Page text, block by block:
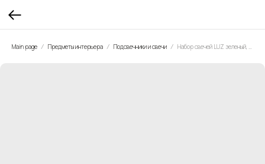
Main page Предметы интерьера Подсвечники и свечи